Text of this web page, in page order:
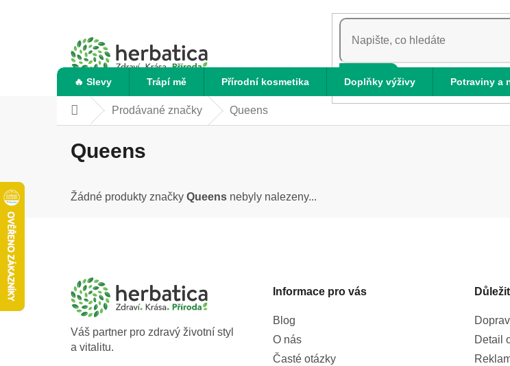
HLEDAT
🔥 Slevy Trápí mě Přírodní kosmetika Doplňky výživy Potraviny a
Domů Prodávané značky Queens
Queens
Žádné produkty značky Queens nebyly nalezeny...
Z
á
p
a
Váš partner pro zdravý životní styl
a vitalitu.
Informace pro vás
Blog
O nás
Časté otázky
Detail